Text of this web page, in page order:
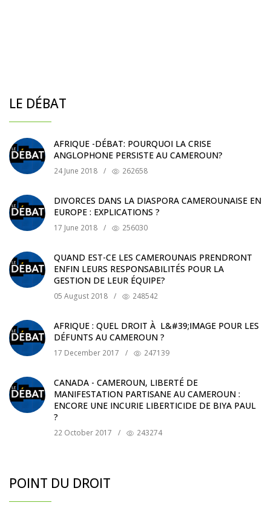
LE DÉBAT
AFRIQUE -DÉBAT: POURQUOI LA CRISE
ANGLOPHONE PERSISTE AU CAMEROUN?
24 June 2018 / 262658
DIVORCES DANS LA DIASPORA CAMEROUNAISE EN
EUROPE : EXPLICATIONS ?
17 June 2018 / 256030
QUAND EST-CE LES CAMEROUNAIS PRENDRONT
ENFIN LEURS RESPONSABILITÉS POUR LA
GESTION DE LEUR ÉQUIPE?
05 August 2018 / 248542
AFRIQUE : QUEL DROIT À L&#39;IMAGE POUR LES
DÉFUNTS AU CAMEROUN ?
17 December 2017 / 247139
CANADA - CAMEROUN, LIBERTÉ DE
MANIFESTATION PARTISANE AU CAMEROUN :
ENCORE UNE INCURIE LIBERTICIDE DE BIYA PAUL
?
22 October 2017 / 243274
POINT DU DROIT